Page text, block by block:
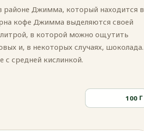
Джимма, который находится в
кофе Джимма выделяются своей
в которой можно ощутить
и, в некоторых случаях, шоколада.
с средней кислинкой.
Г